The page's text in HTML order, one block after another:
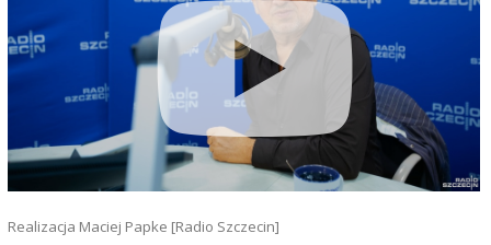
Realizacja Maciej Papke [Radio Szczecin]